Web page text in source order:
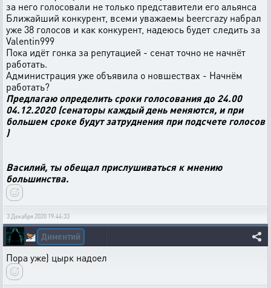
за него голосовали не только представители его альянса
Ближайший конкурент, всеми уважаемы beercrazy набрал
уже 38 голосов и как конкурент, надеюсь будет следить за
Valentin999
Пока идёт гонка за репутацией - сенат точно не начнёт
работать.
Администрация уже объявила о новшествах - Начнём
работать?
Предлагаю определить сроки голосования до 24.00
04.12.2020 (сенаторы каждый день меняются, и при
большем сроке будут затруднения при подсчете голосов
)
Василий, ты обещал прислушиваться к мнению
большинства.
3 Декабря 2020 19:44:33
⛷️ Диментий
Пора уже) цырк надоел